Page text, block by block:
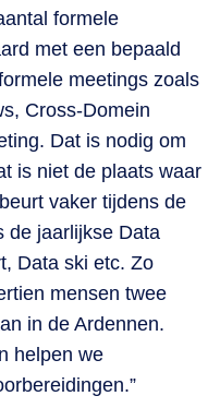
formele
met een bepaald
meetings zoals
Cross-Domein
Dat is nodig om
is niet de plaats waar
vaker tijdens de
de jaarlijkse Data
Data ski etc. Zo
mensen twee
in de Ardennen.
helpen we